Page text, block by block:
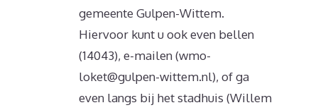
gemeente Gulpen-Wittem.
Hiervoor kunt u ook even bellen
(14043), e-mailen (wmo-
loket@gulpen-wittem.nl), of ga
even langs bij het stadhuis (Willem